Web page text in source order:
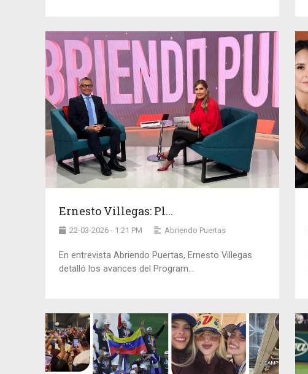
Ernesto Villegas: Pl...
22-03-2026 - 1:21 PM Abriendo Puertas
En entrevista Abriendo Puertas, Ernesto Villegas
detalló los avances del Program...